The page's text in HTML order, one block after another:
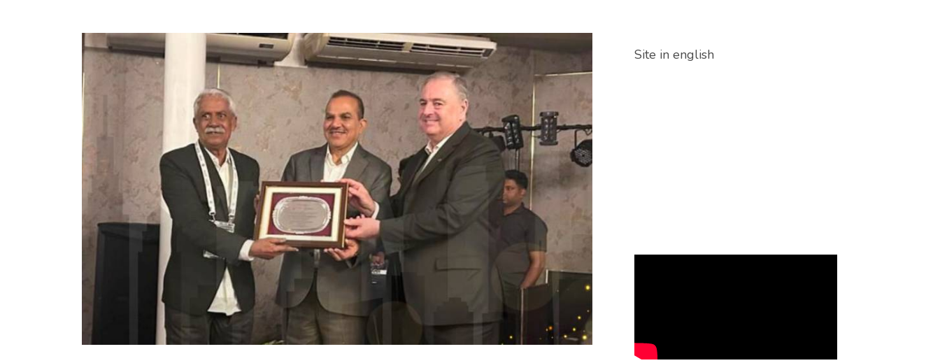
Site in english